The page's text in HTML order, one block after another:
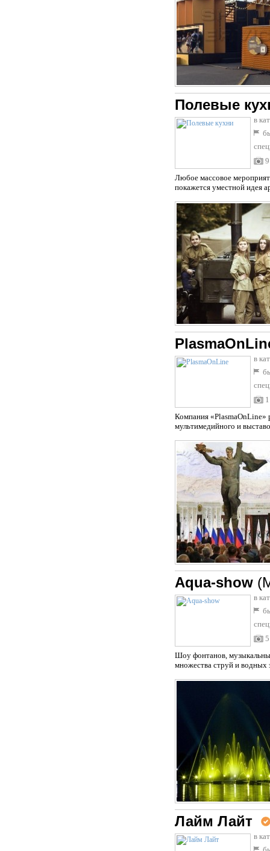
Полевые
в
9
Любое массовое
покажется уместной идея
в
Компания «PlasmaOnLine»
мультимедийного и
Aqua-show
в
5
Шоу фонтанов,
множества струй и водных
Лайм Лайт
в